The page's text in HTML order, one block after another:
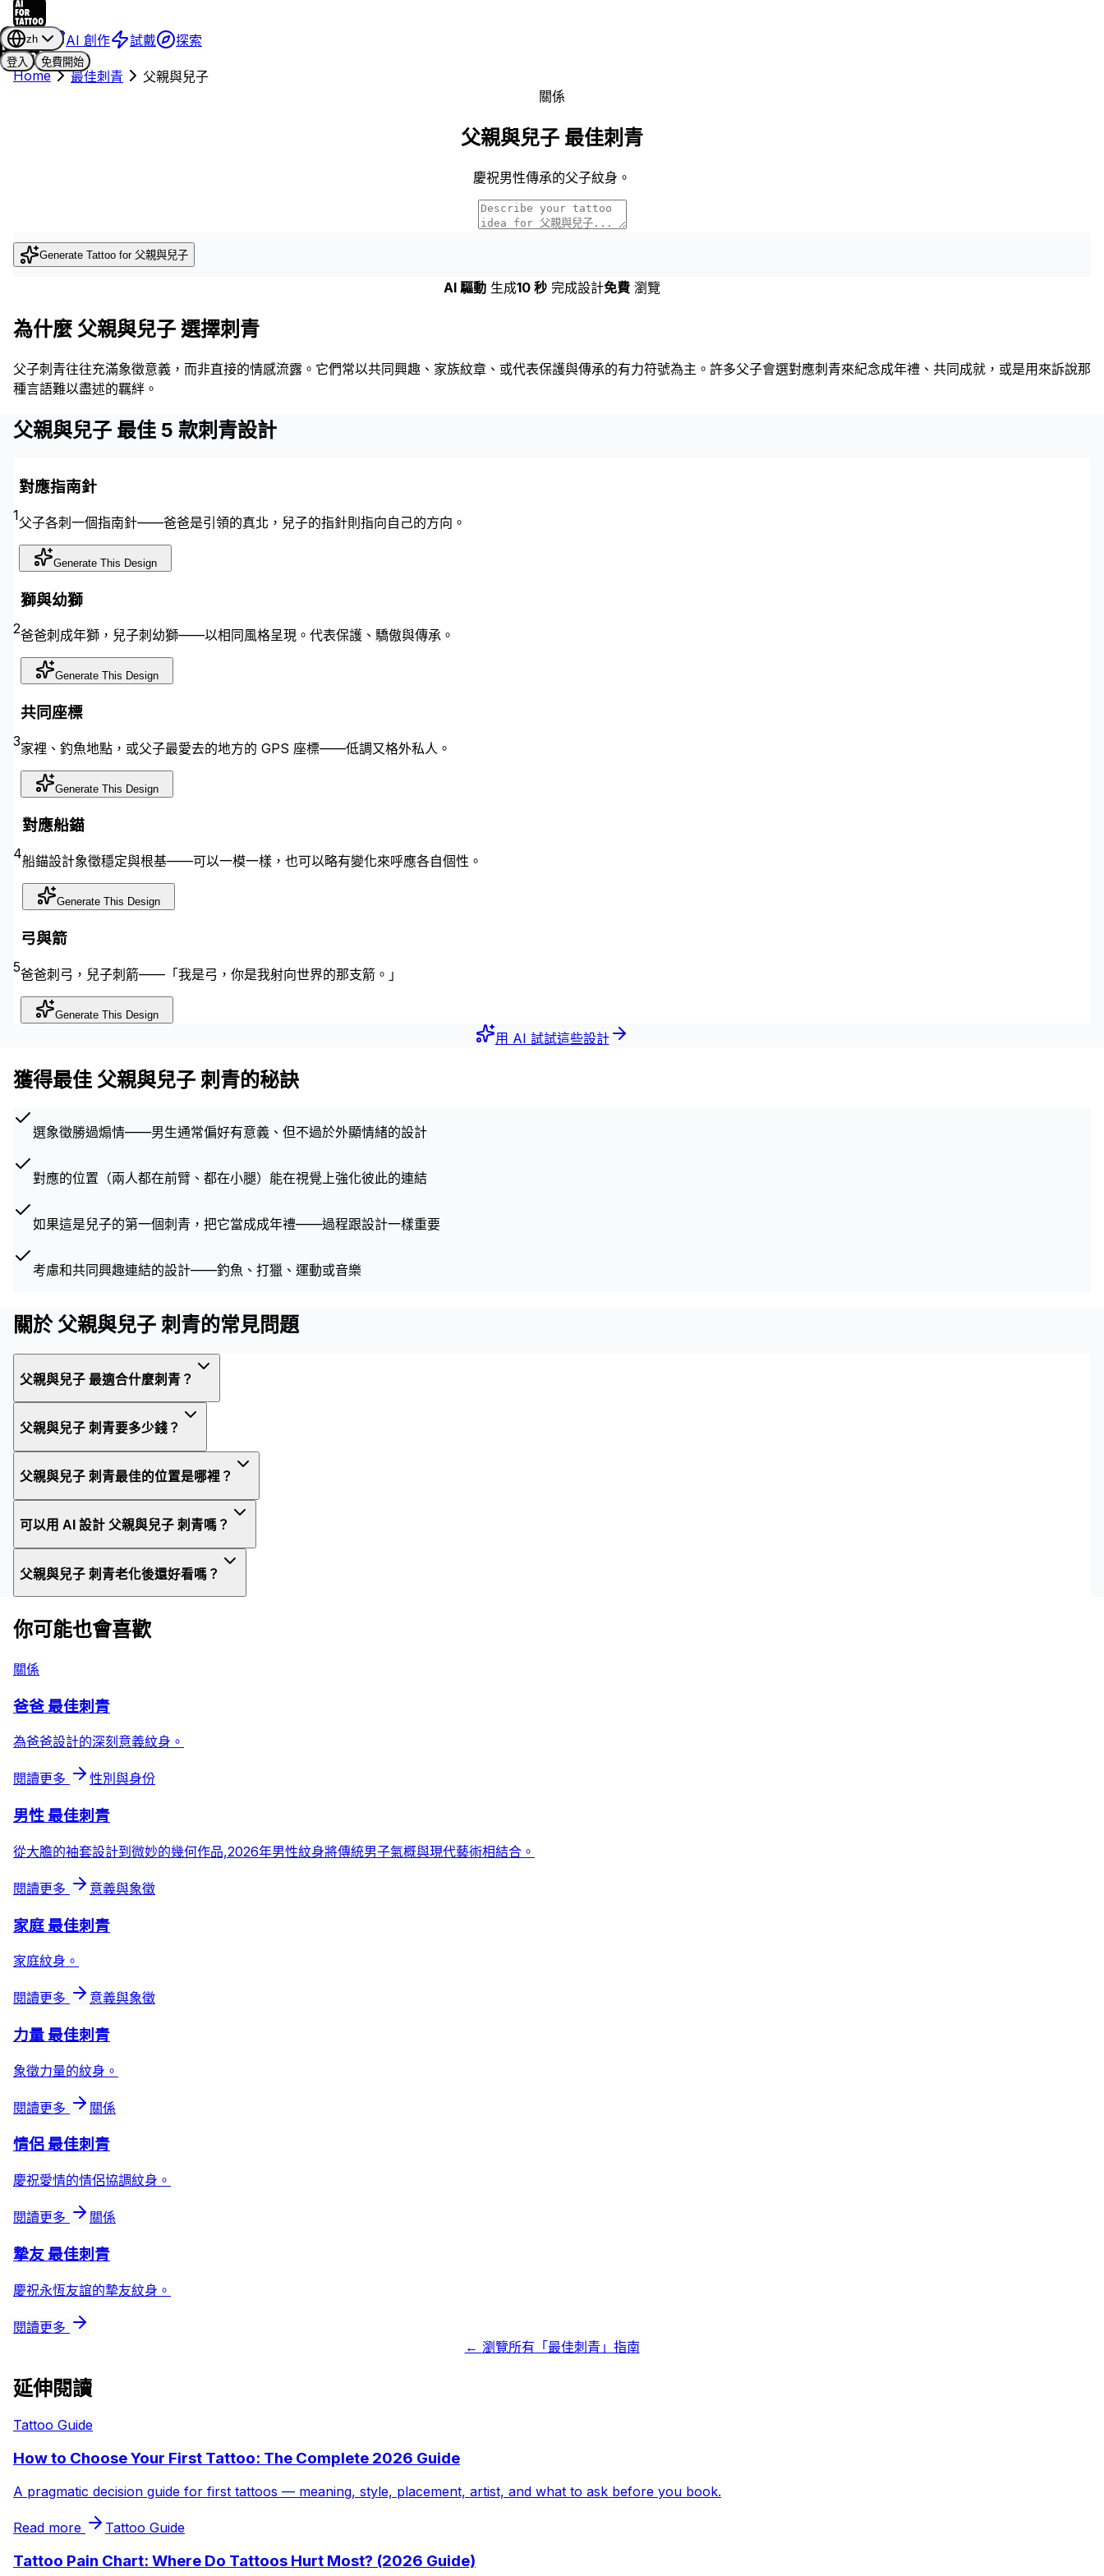
AI 創作 試戴 探索
zh
登入
免費開始
Home 最佳刺青
父親與兒子
關係
父親與兒子 最佳刺青
慶祝男性傳承的父子紋身。
Generate Tattoo for 父親與兒子
AI 驅動 生成10 秒 完成設計免費 瀏覽
為什麼 父親與兒子 選擇刺青
父子刺青往往充滿象徵意義，而非直接的情感流露。它們常以共同興趣、家族紋章、或代表保護與傳承的有力符號為主。許多父子會選對應刺青來紀念成年禮、共同成就，或是用來訴說那
種言語難以盡述的羈絆。
父親與兒子 最佳 5 款刺青設計
1
對應指南針
父子各刺一個指南針——爸爸是引領的真北，兒子的指針則指向自己的方向。
Generate This Design
2
獅與幼獅
爸爸刺成年獅，兒子刺幼獅——以相同風格呈現。代表保護、驕傲與傳承。
Generate This Design
3
共同座標
家裡、釣魚地點，或父子最愛去的地方的 GPS 座標——低調又格外私人。
Generate This Design
4
對應船錨
船錨設計象徵穩定與根基——可以一模一樣，也可以略有變化來呼應各自個性。
Generate This Design
5
弓與箭
爸爸刺弓，兒子刺箭——「我是弓，你是我射向世界的那支箭。」
Generate This Design
用 AI 試試這些設計
獲得最佳 父親與兒子 刺青的秘訣
選象徵勝過煽情——男生通常偏好有意義、但不過於外顯情緒的設計
對應的位置（兩人都在前臂、都在小腿）能在視覺上強化彼此的連結
如果這是兒子的第一個刺青，把它當成成年禮——過程跟設計一樣重要
考慮和共同興趣連結的設計——釣魚、打獵、運動或音樂
關於 父親與兒子 刺青的常見問題
父親與兒子 最適合什麼刺青？
父親與兒子 刺青要多少錢？
父親與兒子 刺青最佳的位置是哪裡？
可以用 AI 設計 父親與兒子 刺青嗎？
父親與兒子 刺青老化後還好看嗎？
你可能也會喜歡
關係
爸爸 最佳刺青
為爸爸設計的深刻意義紋身。
閱讀更多 性別與身份
男性 最佳刺青
從大膽的袖套設計到微妙的幾何作品,2026年男性紋身將傳統男子氣概與現代藝術相結合。
閱讀更多 意義與象徵
家庭 最佳刺青
家庭紋身。
閱讀更多 意義與象徵
力量 最佳刺青
象徵力量的紋身。
閱讀更多 關係
情侶 最佳刺青
慶祝愛情的情侶協調紋身。
閱讀更多 關係
摯友 最佳刺青
慶祝永恆友誼的摯友紋身。
閱讀更多
← 瀏覽所有「最佳刺青」指南
延伸閱讀
Tattoo Guide
How to Choose Your First Tattoo: The Complete 2026 Guide
A pragmatic decision guide for first tattoos — meaning, style, placement, artist, and what to ask before you book.
Read more Tattoo Guide
Tattoo Pain Chart: Where Do Tattoos Hurt Most? (2026 Guide)